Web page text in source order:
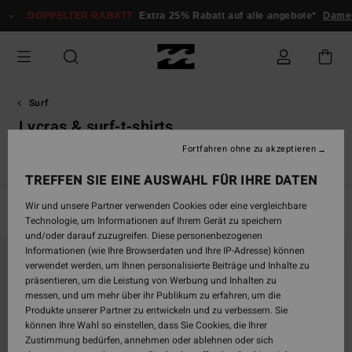
zur
Auswahl
springen
DOPPELTER RABATT Extra 25% Rabatt auf alle angebote*
Surf
Lycras & surf-t-shirts
Filtern & Sortieren 15Ergebnisse
Direkt
Filterkriterien
springen
Überspringen
filtern
TREFFEN SIE EINE AUSWAHL FÜR IHRE DATEN
Wir und unsere Partner verwenden Cookies oder eine vergleichbare
Technologie, um Informationen auf Ihrem Gerät zu speichern
und/oder darauf zuzugreifen. Diese personenbezogenen
Informationen (wie Ihre Browserdaten und Ihre IP-Adresse) können
verwendet werden, um Ihnen personalisierte Beiträge und Inhalte zu
präsentieren, um die Leistung von Werbung und Inhalten zu
messen, und um mehr über ihr Publikum zu erfahren, um die
Produkte unserer Partner zu entwickeln und zu verbessern. Sie
können Ihre Wahl so einstellen, dass Sie Cookies, die Ihrer
Zustimmung bedürfen, annehmen oder ablehnen oder sich
Fortfahren ohne zu akzeptieren